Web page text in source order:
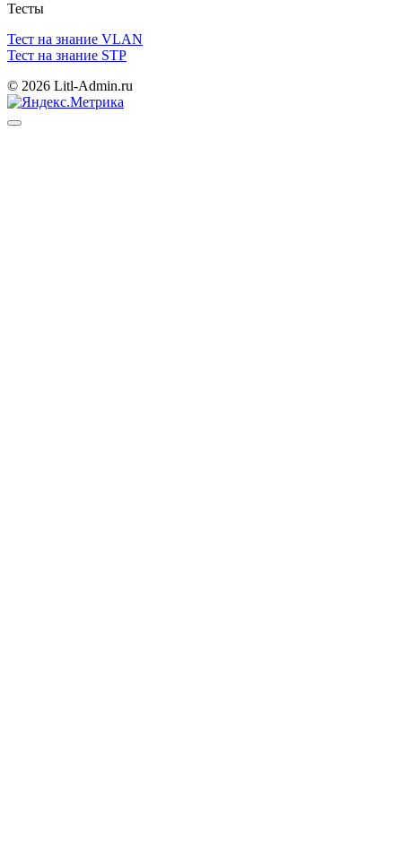
Тесты
Тест на знание VLAN
Тест на знание STP
© 2026 Litl-Admin.ru